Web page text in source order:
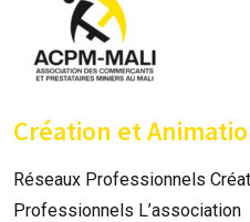
Création et
Réseaux Professionnels
Professionnels L’association